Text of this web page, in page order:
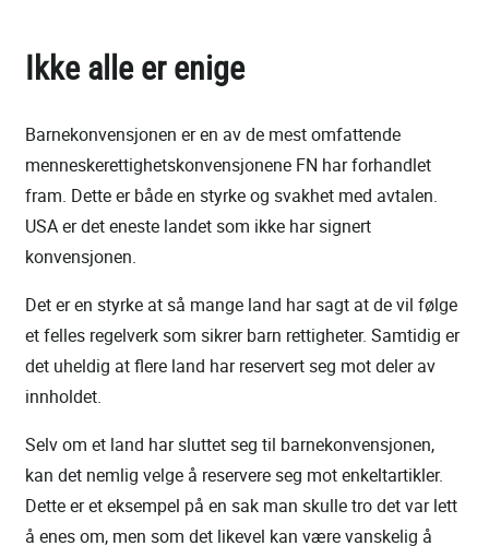
Ikke alle er enige
Barnekonvensjonen er en av de mest omfattende
menneskerettighetskonvensjonene FN har forhandlet
fram. Dette er både en styrke og svakhet med avtalen.
USA er det eneste landet som ikke har signert
konvensjonen.
Det er en styrke at så mange land har sagt at de vil følge
et felles regelverk som sikrer barn rettigheter. Samtidig er
det uheldig at flere land har reservert seg mot deler av
innholdet.
Selv om et land har sluttet seg til barnekonvensjonen,
kan det nemlig velge å reservere seg mot enkeltartikler.
Dette er et eksempel på en sak man skulle tro det var lett
å enes om, men som det likevel kan være vanskelig å